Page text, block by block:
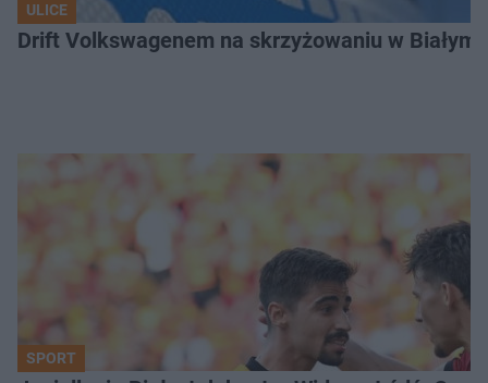
ULICE
Drift Volkswagenem na skrzyżowaniu w
SPORT